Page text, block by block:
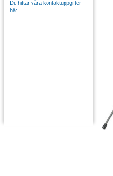
Du hittar våra kontaktuppgifter
här.